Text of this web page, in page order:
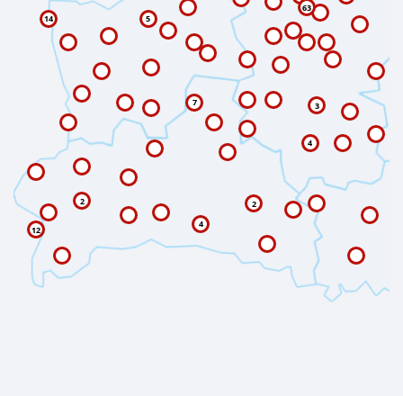
7
12
14
2
5
2
63
4
3
4